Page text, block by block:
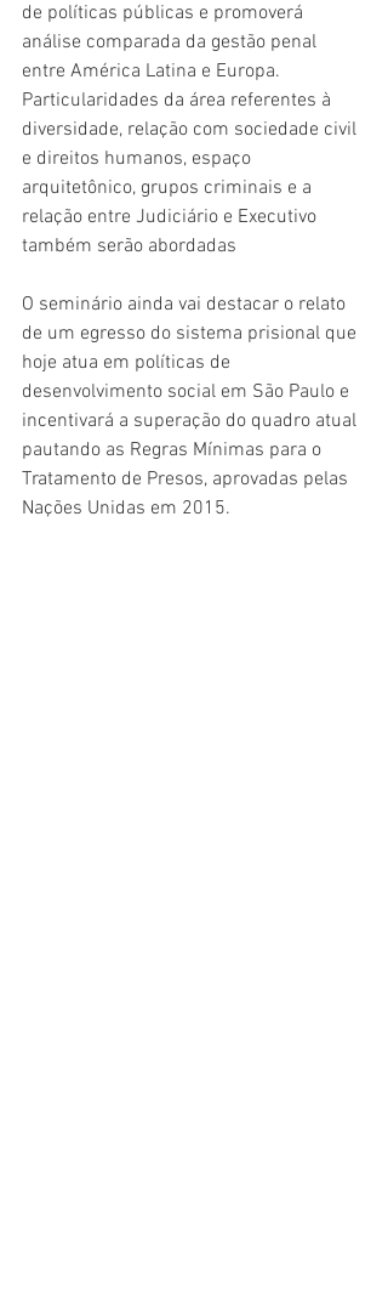
de políticas públicas e promoverá
análise comparada da gestão penal
entre América Latina e Europa.
Particularidades da área referentes à
diversidade, relação com sociedade civil
e direitos humanos, espaço
arquitetônico, grupos criminais e a
relação entre Judiciário e Executivo
também serão abordadas
O seminário ainda vai destacar o relato
de um egresso do sistema prisional que
hoje atua em políticas de
desenvolvimento social em São Paulo e
incentivará a superação do quadro atual
pautando as Regras Mínimas para o
Tratamento de Presos, aprovadas pelas
Nações Unidas em 2015.